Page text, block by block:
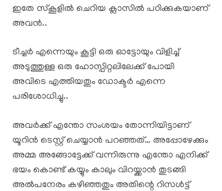
ഇതേ സ്കൂളിൽ ചെറിയ ക്ലാസിൽ പഠിക്കുകയാണ്
അവൻ..
ടീച്ചർ എന്നെയും കൂട്ടി ഒരു ഓട്ടോയും വിളിച്ച്
അടുത്തുള്ള ഒരു ഹോസ്പിറ്റലിലേക്ക് പോയി
അവിടെ എത്തിയതും ഡോക്ടർ എന്നെ
പരിശോധിച്ചു..
അവർക്ക് എന്തോ സംശയം തോന്നിയിട്ടാണ്
യൂറിൻ ടെസ്റ്റ് ചെയ്യാൻ പറഞ്ഞത്… അപ്പോഴേക്കും
അമ്മ അങ്ങോട്ടേക്ക് വന്നിരുന്നു എന്തോ എനിക്ക്
ഭയം കൊണ്ട് കയ്യും കാലും വിറയ്ക്കാൻ തുടങ്ങി
അൽപനേരം കഴിഞ്ഞതും അതിന്റെ റിസൾട്ട്